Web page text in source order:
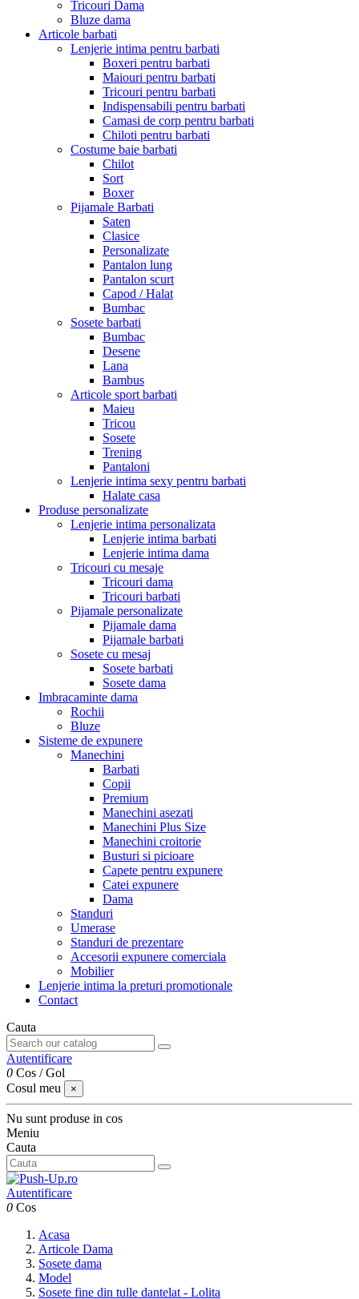
Tricouri Dama
Bluze dama
Articole barbati
Lenjerie intima pentru barbati
Boxeri pentru barbati
Maiouri pentru barbati
Tricouri pentru barbati
Indispensabili pentru barbati
Camasi de corp pentru barbati
Chiloti pentru barbati
Costume baie barbati
Chilot
Sort
Boxer
Pijamale Barbati
Saten
Clasice
Personalizate
Pantalon lung
Pantalon scurt
Capod / Halat
Bumbac
Sosete barbati
Bumbac
Desene
Lana
Bambus
Articole sport barbati
Maieu
Tricou
Sosete
Trening
Pantaloni
Lenjerie intima sexy pentru barbati
Halate casa
Produse personalizate
Lenjerie intima personalizata
Lenjerie intima barbati
Lenjerie intima dama
Tricouri cu mesaje
Tricouri dama
Tricouri barbati
Pijamale personalizate
Pijamale dama
Pijamale barbati
Sosete cu mesaj
Sosete barbati
Sosete dama
Imbracaminte dama
Rochii
Bluze
Sisteme de expunere
Manechini
Barbati
Copii
Premium
Manechini asezati
Manechini Plus Size
Manechini croitorie
Busturi si picioare
Capete pentru expunere
Catei expunere
Dama
Standuri
Umerase
Standuri de prezentare
Accesorii expunere comerciala
Mobilier
Lenjerie intima la preturi promotionale
Contact
Cauta
Autentificare
0 Cos /Gol
Cosul meu
×
Nu sunt produse in cos
Meniu
Cauta
Autentificare
0 Cos
Acasa
Articole Dama
Sosete dama
Model
Sosete fine din tulle dantelat - Lolita